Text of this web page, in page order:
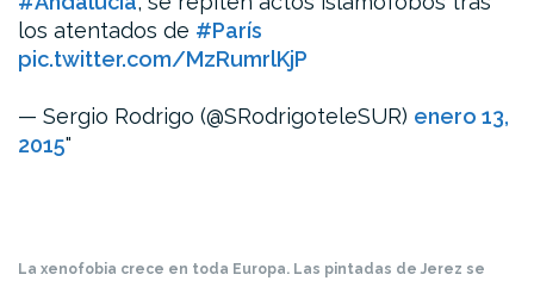
los atentados de #París
pic.twitter.com/MzRumrlKjP
— Sergio Rodrigo (@SRodrigoteleSUR) enero 13,
2015
La xenofobia crece en toda Europa. Las pintadas de Jerez se